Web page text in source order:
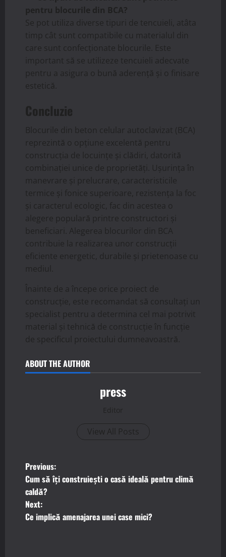
pentru blocurile din BCA?
Se pot utiliza diverse tipuri de tencuieli, atâta
timp cât sunt compatibile cu materialul din
care sunt confecționate blocurile. Este
important să se utilizeze tencuieli adecvate
pentru a asigura o bună aderență și o finisare
estetică.
Concluzie
Blocurile din beton celular autoclavizat (BCA)
reprezintă o opțiune excelentă pentru
construcția de locuințe și clădiri, datorită
combinației unice de proprietăți. Ușurința în
manevrare și prelucrare, caracteristicile
termice și fonice superioare, rezistența la foc
și caracterul ecologic, fac din acestea o
alegere populară printre constructori și
beneficiari. Alegerea blocurilor din BCA
contribuie la realizarea unor construcții
eficiente energetic, durabile și prietenoase cu
mediul.
Înainte de a începe orice proiect de
construcție, este recomandat să consultați un
specialist pentru a determina cel mai potrivit
material și tehnică de construcție în funcție
de specificul proiectului dumneavoastră.
ABOUT THE AUTHOR
press
Editor
View All Posts
P
o
s
Previous:
Cum să îți construiești o casă ideală pentru climă
caldă?
Next:
Ce implică amenajarea unei case mici?